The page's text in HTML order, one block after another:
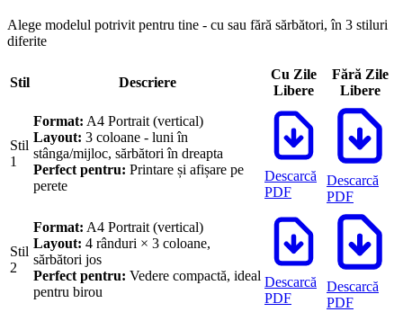
Alege modelul potrivit pentru tine - cu sau fără sărbători, în 3 stiluri
diferite
Stil Descriere
Cu Zile
Libere
Fără Zile
Libere
Stil
1
Format: A4 Portrait (vertical)
Layout: 3 coloane - luni în
stânga/mijloc, sărbători în dreapta
Perfect pentru: Printare și afișare pe
perete
Descarcă
PDF
Descarcă
PDF
Stil
2
Format: A4 Portrait (vertical)
Layout: 4 rânduri × 3 coloane,
sărbători jos
Perfect pentru: Vedere compactă, ideal
pentru birou
Descarcă
PDF
Descarcă
PDF